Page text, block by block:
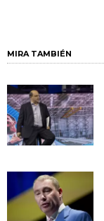
MIRA TAMBIÉN